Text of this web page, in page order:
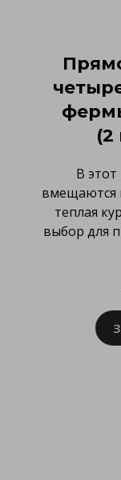
(2
В этот
вмещаются
теплая
выбор для